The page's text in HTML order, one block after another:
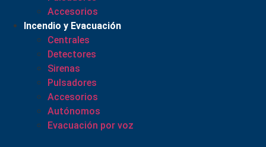
Accesorios
Incendio y Evacuación
Centrales
Detectores
Sirenas
Pulsadores
Accesorios
Autónomos
Evacuación por voz